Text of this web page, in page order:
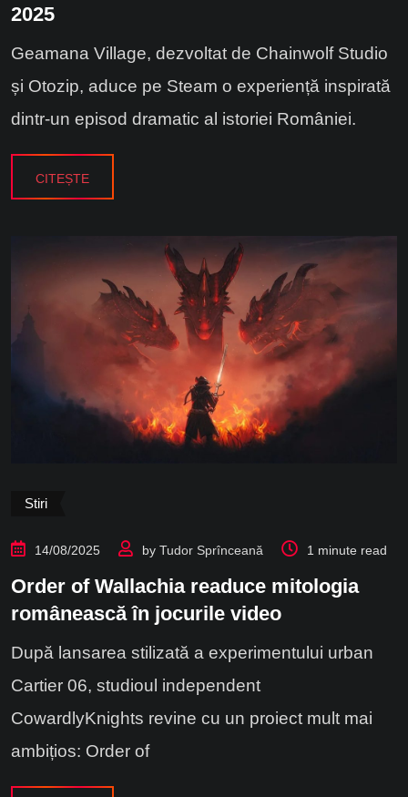
2025
Geamana Village, dezvoltat de Chainwolf Studio
și Otozip, aduce pe Steam o experiență inspirată
dintr-un episod dramatic al istoriei României.
CITEȘTE
Stiri
14/08/2025 by Tudor Sprînceană 1 minute read
Order of Wallachia readuce mitologia
românească în jocurile video
După lansarea stilizată a experimentului urban
Cartier 06, studioul independent
CowardlyKnights revine cu un proiect mult mai
ambițios: Order of